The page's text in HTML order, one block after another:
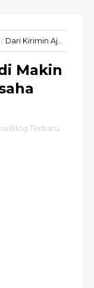
/ Dari Kirimin Aja, Jadi Makin Mantab Memulai Usaha Dari Rumah
Makin
Blog Terbaru